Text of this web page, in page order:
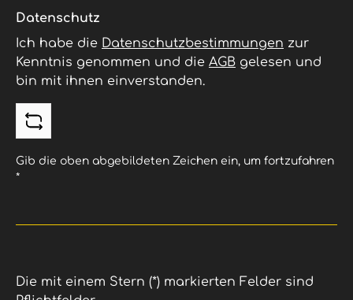
Datenschutz
Ich habe die Datenschutzbestimmungen zur
Kenntnis genommen und die AGB gelesen und
bin mit ihnen einverstanden.
Gib die oben abgebildeten Zeichen ein, um fortzufahren
*
Die mit einem Stern (*) markierten Felder sind